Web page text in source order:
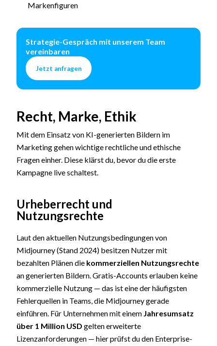
Markenfiguren
Strategie-Gespräch mit unserem Team
vereinbaren
Jetzt anfragen
Recht, Marke, Ethik
Mit dem Einsatz von KI-generierten Bildern im
Marketing gehen wichtige rechtliche und ethische
Fragen einher. Diese klärst du, bevor du die erste
Kampagne live schaltest.
Urheberrecht und
Nutzungsrechte
Laut den aktuellen Nutzungsbedingungen von
Midjourney (Stand 2024) besitzen Nutzer mit
bezahlten Plänen die kommerziellen Nutzungsrechte
an generierten Bildern. Gratis-Accounts erlauben keine
kommerzielle Nutzung — das ist eine der häufigsten
Fehlerquellen in Teams, die Midjourney gerade
einführen. Für Unternehmen mit einem Jahresumsatz
über 1 Million USD gelten erweiterte
Lizenzanforderungen — hier prüfst du den Enterprise-